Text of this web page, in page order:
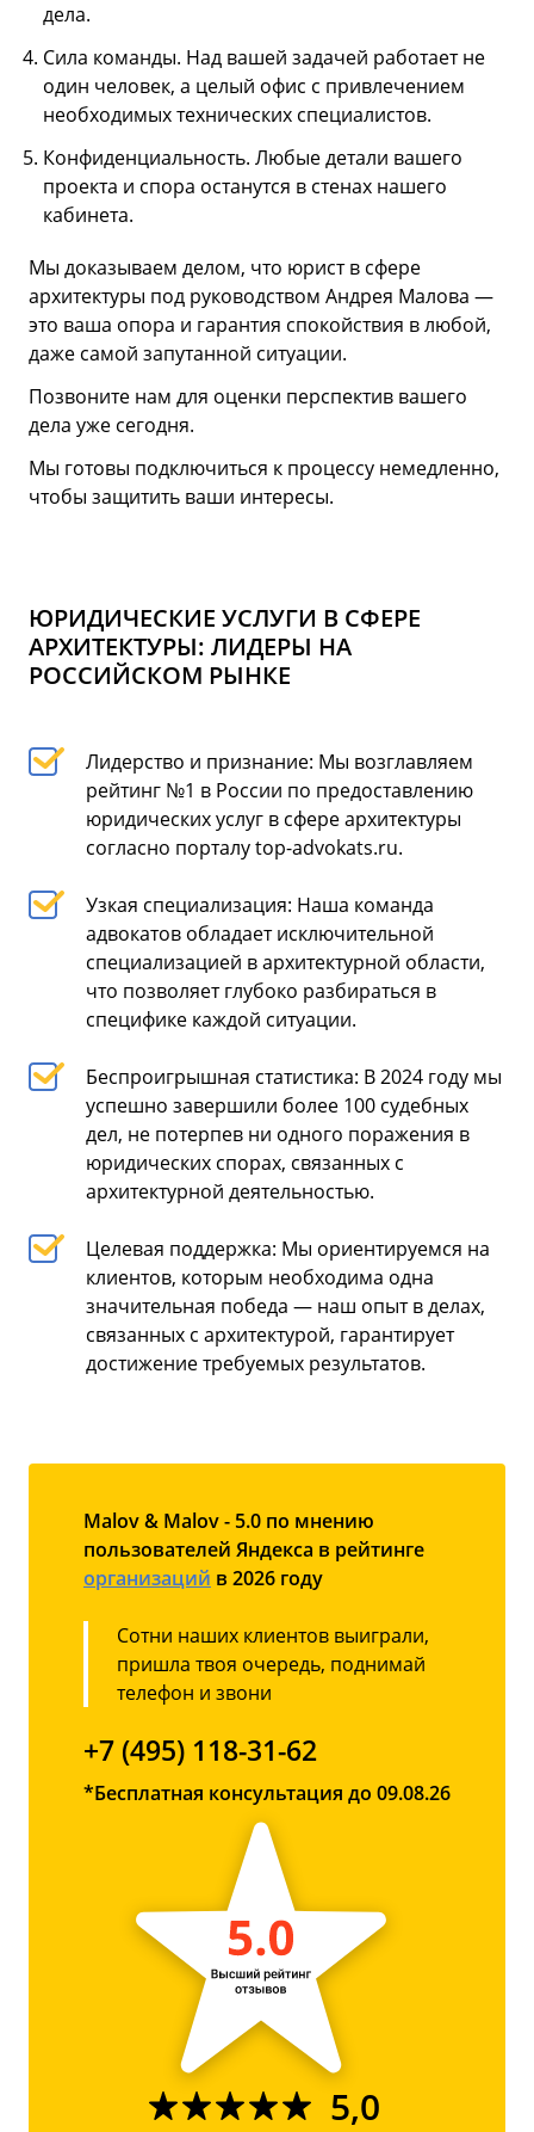
дела.
Сила команды. Над вашей задачей работает не
один человек, а целый офис с привлечением
необходимых технических специалистов.
Конфиденциальность. Любые детали вашего
проекта и спора останутся в стенах нашего
кабинета.
Мы доказываем делом, что юрист в сфере
архитектуры под руководством Андрея Малова —
это ваша опора и гарантия спокойствия в любой,
даже самой запутанной ситуации.
Позвоните нам для оценки перспектив вашего
дела уже сегодня.
Мы готовы подключиться к процессу немедленно,
чтобы защитить ваши интересы.
ЮРИДИЧЕСКИЕ УСЛУГИ В СФЕРЕ
АРХИТЕКТУРЫ: ЛИДЕРЫ НА
РОССИЙСКОМ РЫНКЕ
Лидерство и признание: Мы возглавляем
рейтинг №1 в России по предоставлению
юридических услуг в сфере архитектуры
согласно порталу top-advokats.ru.
Узкая специализация: Наша команда
адвокатов обладает исключительной
специализацией в архитектурной области,
что позволяет глубоко разбираться в
специфике каждой ситуации.
Беспроигрышная статистика: В 2024 году мы
успешно завершили более 100 судебных
дел, не потерпев ни одного поражения в
юридических спорах, связанных с
архитектурной деятельностью.
Целевая поддержка: Мы ориентируемся на
клиентов, которым необходима одна
значительная победа — наш опыт в делах,
связанных с архитектурой, гарантирует
достижение требуемых результатов.
Malov & Malov - 5.0 по мнению
пользователей Яндекса в рейтинге
организаций в 2026 году
Сотни наших клиентов выиграли,
пришла твоя очередь, поднимай
телефон и звони
+7 (495) 118-31-62
*Бесплатная консультация до 09.08.26
5,0